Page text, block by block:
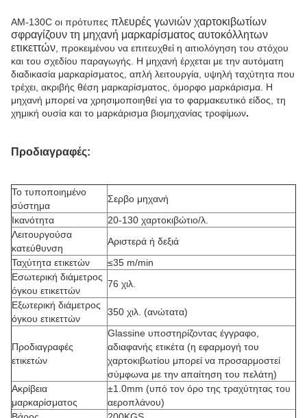
ΑΜ-130C οι πρότυπες πλευρές γωνιών χαρτοκιβωτίων
σφραγίζουν τη μηχανή μαρκαρίσματος αυτοκόλλητων
ετικεττών , προκειμένου να επιτευχθεί η αιτιολόγηση του στόχου
και του σχεδίου παραγωγής. Η μηχανή έρχεται με την αυτόματη
διαδικασία μαρκαρίσματος, απλή λειτουργία, υψηλή ταχύτητα που
τρέχει, ακριβής θέση μαρκαρίσματος, όμορφο μαρκάρισμα. Η
μηχανή μπορεί να χρησιμοποιηθεί για το φαρμακευτικό είδος, τη
χημική ουσία και το μαρκάρισμα βιομηχανίας τροφίμων.
Προδιαγραφές:
Το τυποποιημένο
σύστημα
Σερβο μηχανή
Ικανότητα
20-130 χαρτοκιβώτιο/λ.
Λειτουργούσα
κατεύθυνση
Αριστερά ή δεξιά
Ταχύτητα ετικετών
≤35 m/min
Εσωτερική διάμετρος
όγκου ετικεττών
76 χιλ.
Εξωτερική διάμετρος
όγκου ετικεττών
350 χιλ. (ανώτατα)
Προδιαγραφές
ετικετών
Glassine υποστηρίζοντας έγγραφο,
αδιαφανής ετικέτα (η εφαρμογή του
χαρτοκιβωτίου μπορεί να προσαρμοστεί
σύμφωνα με την απαίτηση του πελάτη)
Ακρίβεια
μαρκαρίσματος
±1.0mm (υπό τον όρο της τραχύτητας του
αεροπλάνου)